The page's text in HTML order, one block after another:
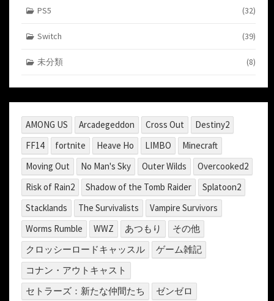
PS5 (32)
Switch (39)
未分類 (8)
AMONG US Arcadegeddon Cross Out
Destiny2
FF14
fortnite Heave Ho LIMBO
Minecraft
Moving Out
No Man's Sky Outer Wilds
Overcooked2
Risk of Rain2
Shadow of the Tomb Raider
Splatoon2
Stacklands
The Survivalists
Vampire Survivors
Worms Rumble
WWZ あつもり
その他
クロッシーロードキャッスル
ゲーム雑記
コナン・アウトキャスト
セトラーズ：新たな仲間たち
ゼンゼロ